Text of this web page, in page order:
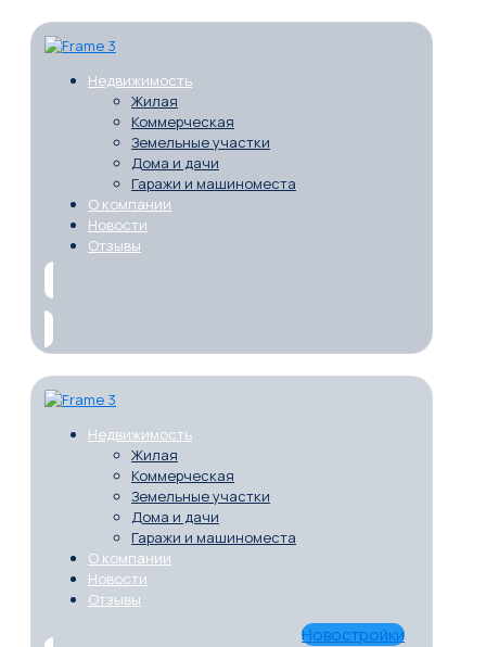
Недвижимость
Жилая
Коммерческая
Земельные участки
Дома и дачи
Гаражи и машиноместа
О компании
Новости
Отзывы
Недвижимость
Жилая
Коммерческая
Земельные участки
Дома и дачи
Гаражи и машиноместа
О компании
Новости
Отзывы
Новостройки